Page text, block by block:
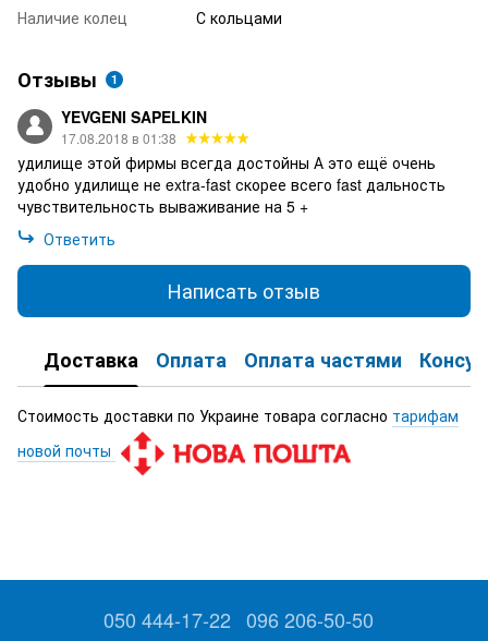
Наличие колец
С кольцами
Отзывы 1
YEVGENI SAPELKIN
17.08.2018 в 01:38
удилище этой фирмы всегда достойны А это ещё очень
удобно удилище не extra-fast скорее всего fast дальность
чувствительность вываживание на 5 +
Ответить
Написать отзыв
Доставка Оплата Оплата частями
Стоимость доставки по Украине товара согласно тарифам
новой почты
050 444-17-22 096 206-50-50